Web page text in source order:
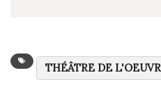
THÉÂTRE DE